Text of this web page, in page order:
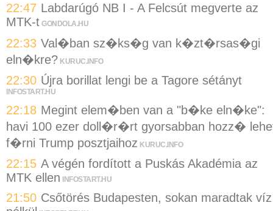
22:47 Labdarúgó NB I - A Felcsút megverte az
MTK-t GONDOLA.HU
22:33 Val�ban sz�ks�g van k�zt�rsas�gi
eln�kre? KURUC.INFO
22:30 Újra borillat lengi be a Tagore sétányt
INFOSTART.HU
22:18 Megint elem�ben van a "b�ke eln�ke":
havi 100 ezer doll�r�rt gyorsabban hozz�
f�rni Trump posztjaihoz KURUC.INFO
22:15 A végén fordított a Puskás Akadémia az
MTK ellen
INFOSTART.HU
21:50 Csőtörés Budapesten, sokan maradtak víz